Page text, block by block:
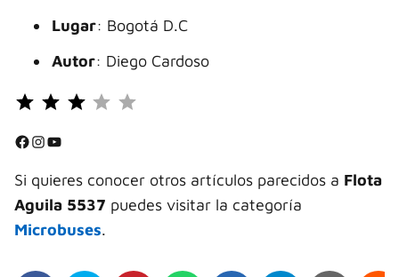
Lugar: Bogotá D.C
Autor: Diego Cardoso
⭐
⭐
Facebook InstagramYouTube
Si quieres conocer otros artículos parecidos a Flota
Aguila 5537 puedes visitar la categoría
Microbuses.